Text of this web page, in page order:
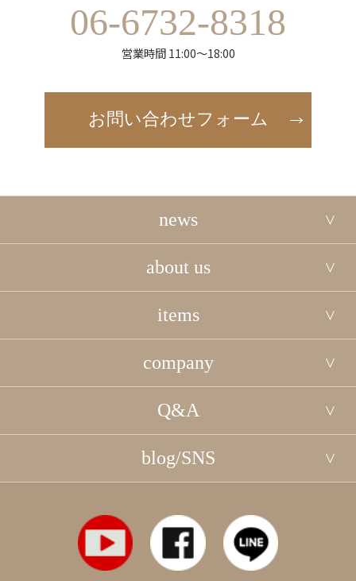
06-6732-8318
営業時間 11:00～18:00
お問い合わせフォーム
news
about us
items
company
Q&A
blog/SNS